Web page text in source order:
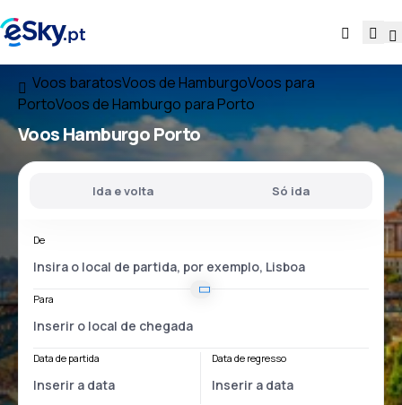
Voos baratosVoos de HamburgoVoos para
PortoVoos de Hamburgo para Porto
Voos Hamburgo Porto
Ida e volta Só ida
De
Para
Data de partida Data de regresso